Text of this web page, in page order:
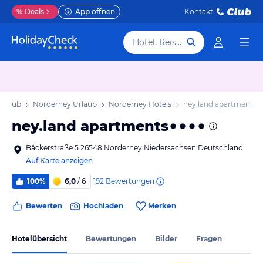
% Deals App öffnen Kontakt
Hotel, Reiseziel
Norderney Urlaub Norderney Hotels ney.land apartments
ney.land apartments
Bäckerstraße 5 26548 Norderney Niedersachsen Deutschland
Auf Karte anzeigen
100% 6,0 / 6 192 Bewertungen
Bewerten Hochladen Merken
Hotelübersicht Bewertungen Bilder Fragen